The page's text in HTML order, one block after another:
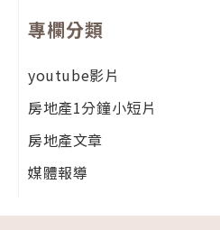
專欄分類
youtube影片
房地產1分鐘小短片